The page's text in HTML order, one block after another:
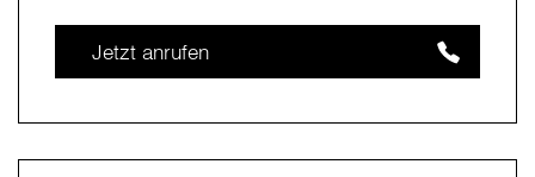
Jetzt anrufen